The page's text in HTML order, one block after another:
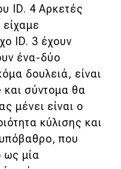
ID. 4 Αρκετές
ID. 3 έχουν
ένα-δύο
δουλειά, είναι
σύντομα θα
μένει είναι ο
κύλισης και
που
ως μία